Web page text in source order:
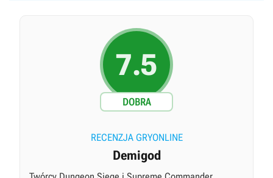
7.5
DOBRA
RECENZJA GRYONLINE
Demigod